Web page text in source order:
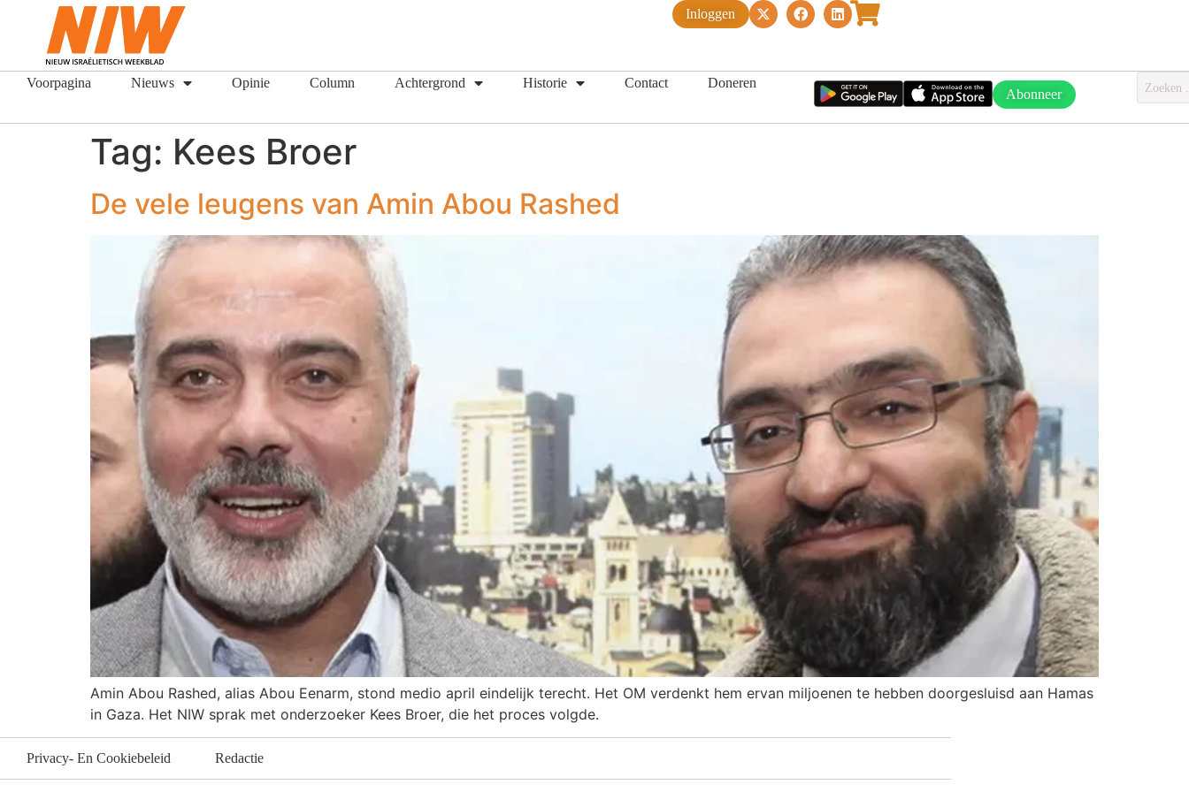
Inloggen
Voorpagina Nieuws Opinie Column Achtergrond Historie Contact Doneren
Abonneer
Tag: Kees Broer
De vele leugens van Amin Abou Rashed
Amin Abou Rashed, alias Abou Eenarm, stond medio april eindelijk terecht. Het OM verdenkt hem ervan miljoenen te hebben doorgesluisd aan Hamas
in Gaza. Het NIW sprak met onderzoeker Kees Broer, die het proces volgde.
Privacy- En Cookiebeleid Redactie